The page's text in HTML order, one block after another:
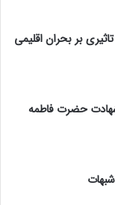
بر بحران اقلیمی
حضرت فاطمه